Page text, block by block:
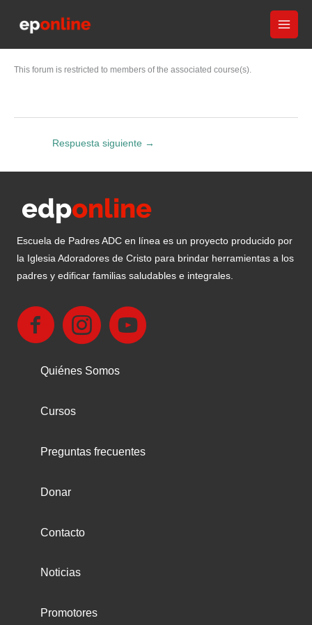
This forum is restricted to members of the associated course(s).
Respuesta siguiente →
Escuela de Padres ADC en línea es un proyecto producido por
la Iglesia Adoradores de Cristo para brindar herramientas a los
padres y edificar familias saludables e integrales.
Quiénes Somos
Cursos
Preguntas frecuentes
Donar
Contacto
Noticias
Promotores